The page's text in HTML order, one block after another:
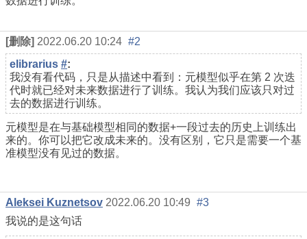
[删除] 2022.06.20 10:24 #2
elibrarius #:
我没有看代码，只是从描述中看到：元模型似乎在第 2 次迭
代时就已经对未来数据进行了训练。我认为我们应该只对过
去的数据进行训练。
元模型是在与基础模型相同的数据+一段过去的历史上训练出
来的。你可以把它改成未来的。没有区别，它只是需要一个基
准模型没有见过的数据。
Aleksei Kuznetsov 2022.06.20 10:49 #3
我说的是这句话